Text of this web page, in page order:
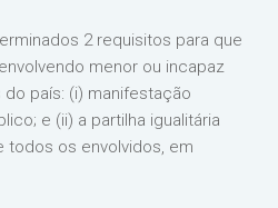
2 requisitos para que
menor ou incapaz
país: (i) manifestação
e (ii) a partilha igualitária
todos os envolvidos, em